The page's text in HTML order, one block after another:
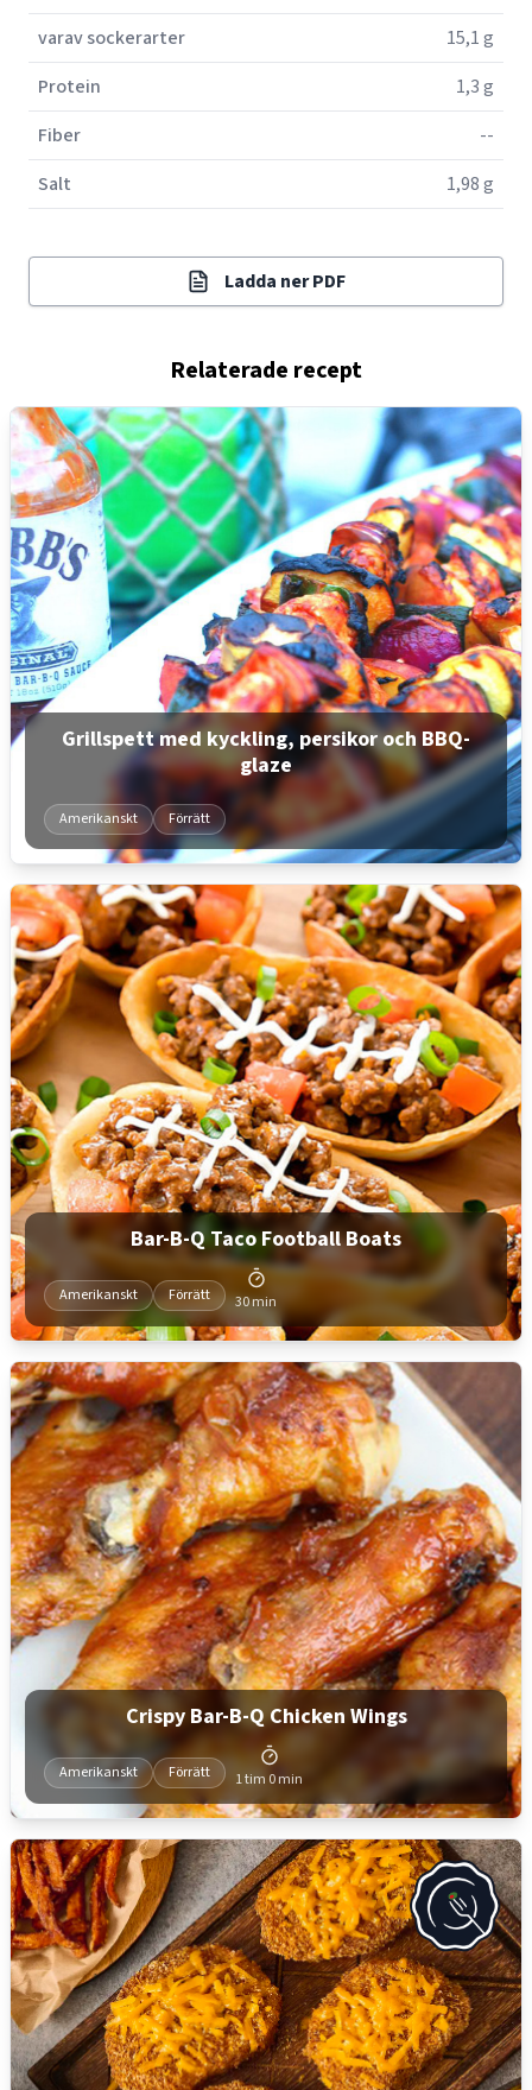
varav sockerarter
15,1 g
Protein
1,3 g
Fiber
--
Salt
1,98 g
Ladda ner PDF
Relaterade recept
Grillspett med kyckling, persikor och BBQ-
glaze
Amerikanskt Förrätt
Bar-B-Q Taco Football Boats
Amerikanskt Förrätt 30 min
Crispy Bar-B-Q Chicken Wings
Amerikanskt Förrätt 1 tim 0 min